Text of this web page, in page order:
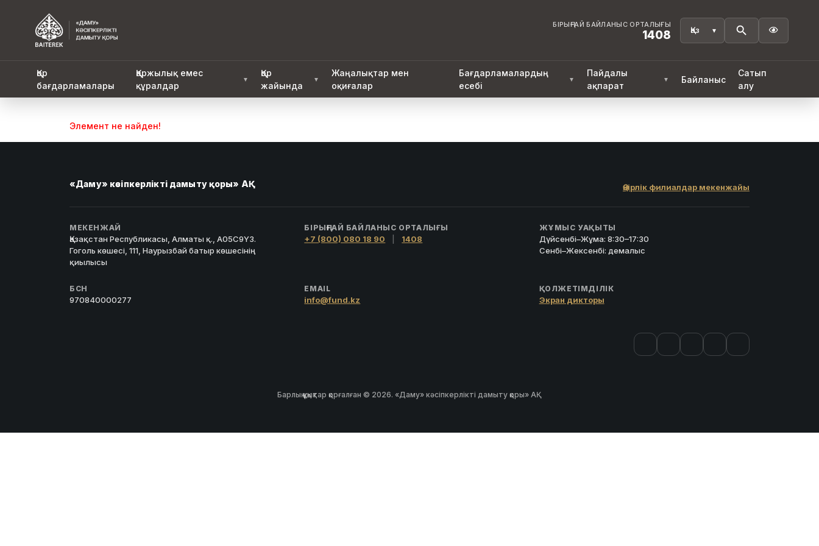
БІРЫҢҒАЙ БАЙЛАНЫС ОРТАЛЫҒЫ
1408 
Қор
бағдарламалары
Қаржылық емес
құралдар
▼
Қор
жайында
▼
Жаңалықтар мен
оқиғалар
Бағдарламалардың
есебі
▼
Пайдалы
ақпарат
▼ Байланыс
Сатып
алу
Элемент не найден!
«Даму» кәсіпкерлікті дамыту қоры» АҚ Өңірлік филиалдар мекенжайы
МЕКЕНЖАЙ
Қазақстан Республикасы, Алматы қ., A05C9Y3.
Гоголь көшесі, 111, Наурызбай батыр көшесінің
қиылысы
БІРЫҢҒАЙ БАЙЛАНЫС ОРТАЛЫҒЫ
+7 (800) 080 18 90 1408
ЖҰМЫС УАҚЫТЫ
Дүйсенбі–Жұма: 8:30–17:30
Сенбі–Жексенбі: демалыс
БСН
970840000277
EMAIL
info@fund.kz
ҚОЛЖЕТІМДІЛІК
Экран дикторы
Барлық құқықтар қорғалған © 2026. «Даму» кәсіпкерлікті дамыту қоры» АҚ